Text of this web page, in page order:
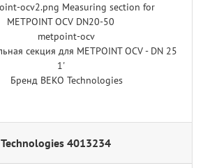
4013234